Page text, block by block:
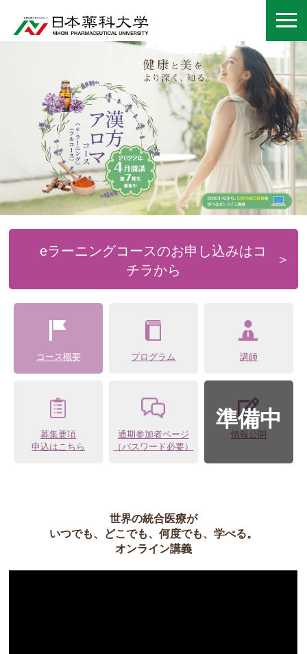
eラーニングコースのお申し込みはコ
チラから
コース概要 プログラム 講師
募集要項
申込はこちら
通期参加者ページ
（パスワード必要）
情報公開
世界の統合医療が
いつでも、どこでも、何度でも、学べる。
オンライン講義